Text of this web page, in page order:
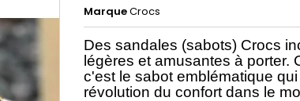
MarqueCrocs
Des sandales (sabots) Crocs
légères et amusantes à porter.
c'est le sabot emblématique
révolution du confort dans le